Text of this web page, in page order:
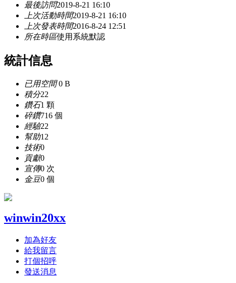
最後訪問2019-8-21 16:10
上次活動時間2019-8-21 16:10
上次發表時間2016-8-24 12:51
所在時區使用系統默認
統計信息
已用空間0 B
積分22
鑽石1 顆
碎鑽716 個
經驗22
幫助12
技術0
貢獻0
宣傳0 次
金豆0 個
winwin20xx
加為好友
給我留言
打個招呼
發送消息